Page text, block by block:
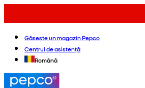
Găsește un magazin Pepco
Centrul de asistență
Română